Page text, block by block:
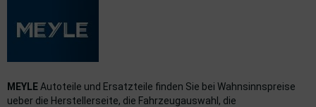
MEYLE Autoteile und Ersatzteile finden Sie bei Wahnsinnspreise
ueber die Herstellerseite, die Fahrzeugauswahl, die
Kommunikationssysteme